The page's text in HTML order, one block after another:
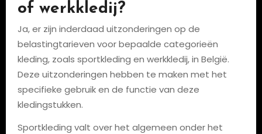
of werkkledij?
Ja, er zijn inderdaad uitzonderingen op de
belastingtarieven voor bepaalde categorieën
kleding, zoals sportkleding en werkkledij, in België.
Deze uitzonderingen hebben te maken met het
specifieke gebruik en de functie van deze
kledingstukken.
Sportkleding valt over het algemeen onder het